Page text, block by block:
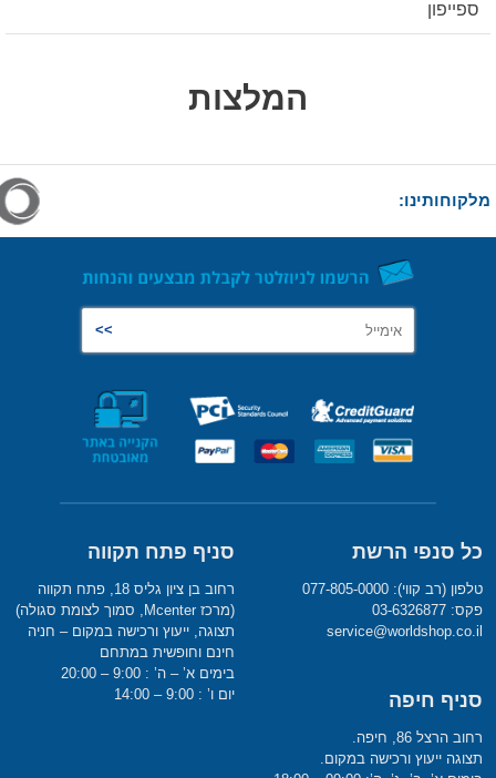
ספייפון
המלצות
מלקוחותינו:
כל סנפי הרשת
טלפון (רב קווי): 077-805-0000
פקס: 03-6326877
service@worldshop.co.il
סניף חיפה
רחוב הרצל 86, חיפה.
תצוגה ייעוץ ורכישה במקום.
סניף פתח תקווה
רחוב בן ציון גליס 18, פתח תקווה
(מרכז Mcenter, סמוך לצומת סגולה)
תצוגה, ייעוץ ורכישה במקום – חניה
חינם וחופשית במתחם
בימים א’ – ה’ : 9:00 – 20:00
יום ו’ : 9:00 – 14:00